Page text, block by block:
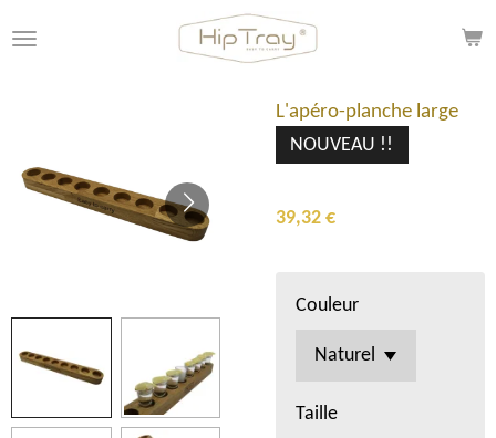
al
L'apéro-planche large
NOUVEAU !!
39,32 €
Couleur
Taille